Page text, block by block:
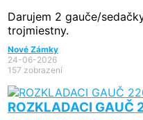
Darujem 2 gauče/
trojmiestny.
Nové Zámky
24-06-2026
157 zobrazení
ROZKLADACI GAUČ